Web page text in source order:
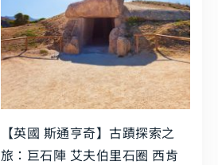
【英國 斯通亨奇】古蹟探索之
旅：巨石陣 艾夫伯里石圈 西肯